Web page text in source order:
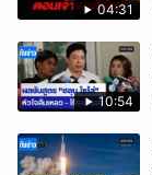
04:31
10:54